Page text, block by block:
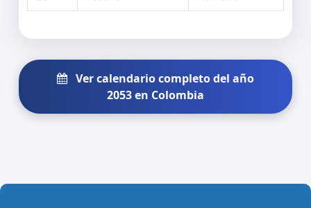
Ver calendario completo del año
2053 en Colombia